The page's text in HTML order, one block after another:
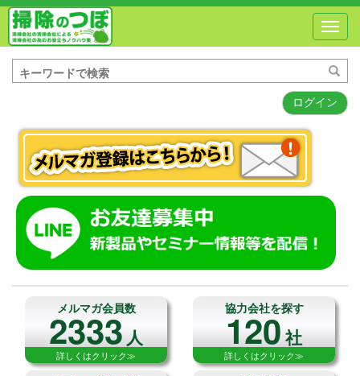
ログイン
メルマガ会員数
2333人
詳しくはクリック≫
協力会社を探す
120社
詳しくはクリック≫